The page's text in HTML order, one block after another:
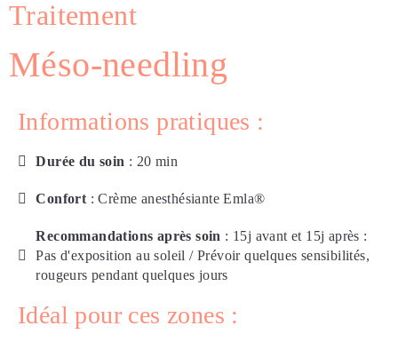
Traitement
Méso-needling
Informations pratiques :
Durée du soin : 20 min
Confort : Crème anesthésiante Emla®
Recommandations après soin : 15j avant et 15j après :
Pas d'exposition au soleil / Prévoir quelques sensibilités,
rougeurs pendant quelques jours
Idéal pour ces zones :